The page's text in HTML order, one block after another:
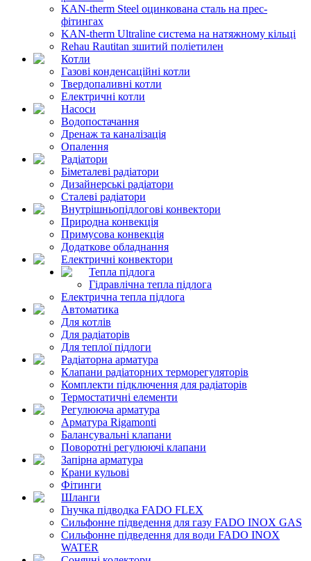
KAN-therm Steel оцинкована сталь на прес-
фітингах
KAN-therm Ultraline система на натяжному кільці
Rehau Rautitan зшитий поліетилен
Котли
Газові конденсаційні котли
Твердопаливні котли
Електричні котли
Насоси
Водопостачання
Дренаж та каналізація
Опалення
Радіатори
Біметалеві радіатори
Дизайнерські радіатори
Сталеві радіатори
Внутрішньопідлогові конвектори
Природна конвекція
Примусова конвекція
Додаткове обладнання
Електричні конвектори
Тепла підлога
Гідравлічна тепла підлога
Електрична тепла підлога
Автоматика
Для котлів
Для радіаторів
Для теплої підлоги
Радіаторна арматура
Клапани радіаторних терморегуляторів
Комплекти підключення для радіаторів
Термостатичні елементи
Регулююча арматура
Арматура Rigamonti
Балансувальні клапани
Поворотні регулюючі клапани
Запірна арматура
Крани кульові
Фітинги
Шланги
Гнучка підводка FADO FLEX
Сильфонне підведення для газу FADO INOX GAS
Сильфонне підведення для води FADO INOX
WATER